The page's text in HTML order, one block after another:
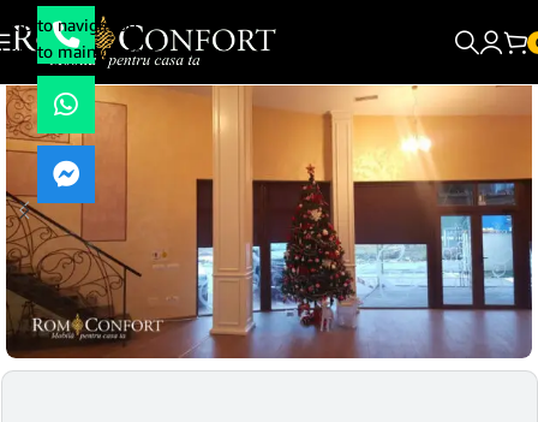
Skip to navigation
Skip to main content